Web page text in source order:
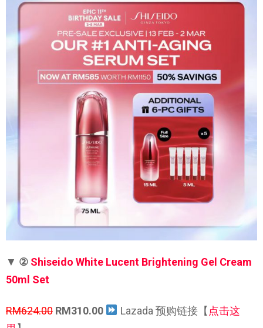
▼ ② Shiseido White Lucent Brightening Gel Cream
50ml Set
RM624.00 RM310.00 Lazada 预购链接【点击这